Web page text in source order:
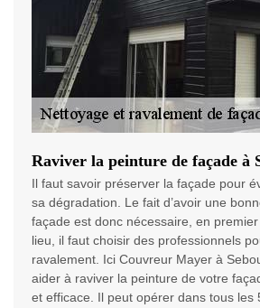
Raviver la peinture de façade à
Il faut savoir préserver la façade pour
sa dégradation. Le fait d’avoir une
façade est donc nécessaire, en
lieu, il faut choisir des professionnels
ravalement. Ici Couvreur Mayer à
aider à raviver la peinture de votre
et efficace. Il peut opérer dans tous les